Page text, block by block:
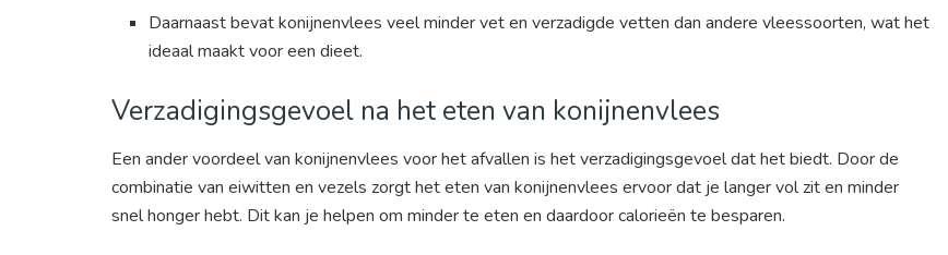
Daarnaast bevat konijnenvlees veel minder vet en verzadigde vetten dan andere vleessoorten, wat het
ideaal maakt voor een dieet.
Verzadigingsgevoel na het eten van konijnenvlees
Een ander voordeel van konijnenvlees voor het afvallen is het verzadigingsgevoel dat het biedt. Door de
combinatie van eiwitten en vezels zorgt het eten van konijnenvlees ervoor dat je langer vol zit en minder
snel honger hebt. Dit kan je helpen om minder te eten en daardoor calorieën te besparen.